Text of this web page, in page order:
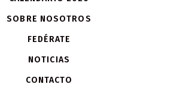
SOBRE NOSOTROS
FEDÉRATE
NOTICIAS
CONTACTO